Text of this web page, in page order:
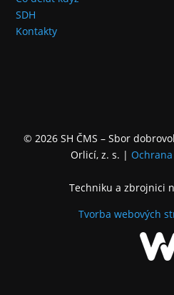
SDH
Kontakty
© 2026 SH ČMS – Sbor
Orlicí, z. s. |
Techniku a zbrojnici
Tvorba webových